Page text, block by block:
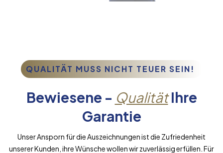
QUALITÄT MUSS NICHT TEUER SEIN!
Bewiesene - QualitätIhre
Garantie
Unser Ansporn für die Auszeichnungen ist die Zufriedenheit
unserer Kunden, ihre Wünsche wollen wir zuverlässig erfüllen. Für